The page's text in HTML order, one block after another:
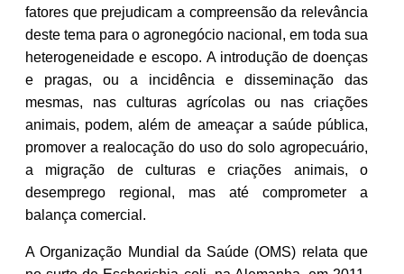
fatores que prejudicam a compreensão da relevância
deste tema para o agronegócio nacional, em toda sua
heterogeneidade e escopo. A introdução de doenças
e pragas, ou a incidência e disseminação das
mesmas, nas culturas agrícolas ou nas criações
animais, podem, além de ameaçar a saúde pública,
promover a realocação do uso do solo agropecuário,
a migração de culturas e criações animais, o
desemprego regional, mas até comprometer a
balança comercial.
A Organização Mundial da Saúde (OMS) relata que